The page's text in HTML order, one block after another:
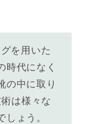
を用いた
時代になく
の中に取り
は様々な
しょう。